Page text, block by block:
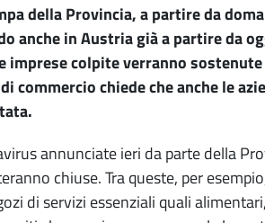
della Provincia, a partire da
anche in Austria già a partire da
imprese colpite verranno
commercio chiede che anche le
annunciate ieri da parte della
chiuse. Tra queste, per
di servizi essenziali quali